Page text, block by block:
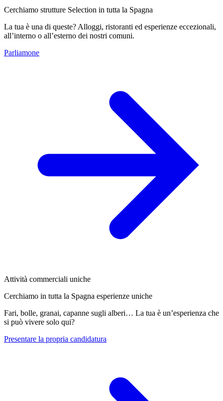
Cerchiamo strutture Selection in tutta la Spagna
La tua è una di queste? Alloggi, ristoranti ed esperienze eccezionali,
all’interno o all’esterno dei nostri comuni.
Parliamone
Attività commerciali uniche
Cerchiamo in tutta la Spagna esperienze uniche
Fari, bolle, granai, capanne sugli alberi… La tua è un’esperienza che
si può vivere solo qui?
Presentare la propria candidatura